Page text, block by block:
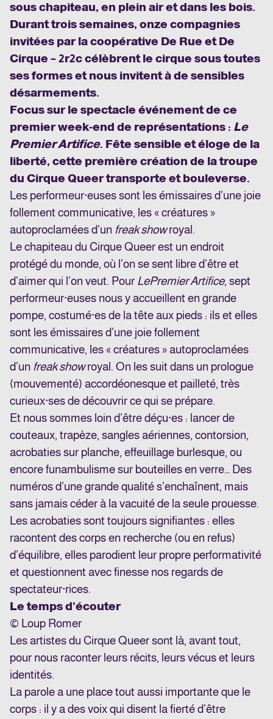
sous chapiteau, en plein air et dans les bois.
Durant trois semaines, onze compagnies
invitées par la coopérative De Rue et De
Cirque – 2r2c célèbrent le cirque sous toutes
ses formes et nous invitent à de sensibles
désarmements.
Focus sur le spectacle événement de ce
premier week-end de représentations : Le
Premier Artifice. Fête sensible et éloge de la
liberté, cette première création de la troupe
du Cirque Queer transporte et bouleverse.
Les performeur·euses sont les émissaires d’une joie
follement communicative, les « créatures »
autoproclamées d’un freak showroyal.
Le chapiteau du Cirque Queer est un endroit
protégé du monde, où l’on se sent libre d’être et
d’aimer qui l’on veut. Pour LePremier Artifice, sept
performeur·euses nous y accueillent en grande
pompe, costumé·es de la tête aux pieds : ils et elles
sont les émissaires d’une joie follement
communicative, les « créatures » autoproclamées
d’un freak showroyal. On les suit dans un prologue
(mouvementé) accordéonesque et pailleté, très
curieux·ses de découvrir ce qui se prépare.
Et nous sommes loin d’être déçu·es : lancer de
couteaux, trapèze, sangles aériennes, contorsion,
acrobaties sur planche, effeuillage burlesque, ou
encore funambulisme sur bouteilles en verre… Des
numéros d’une grande qualité s’enchaînent, mais
sans jamais céder à la vacuité de la seule prouesse.
Les acrobaties sont toujours signifiantes : elles
racontent des corps en recherche (ou en refus)
d’équilibre, elles parodient leur propre performativité
et questionnent avec finesse nos regards de
spectateur·rices.
Le temps d’écouter
© Loup Romer
Les artistes du Cirque Queer sont là, avant tout,
pour nous raconter leurs récits, leurs vécus et leurs
identités.
La parole a une place tout aussi importante que le
corps : il y a des voix qui disent la fierté d’être